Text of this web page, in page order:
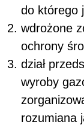
do którego
wdrożone
ochrony
dział
wyroby
rozumiana